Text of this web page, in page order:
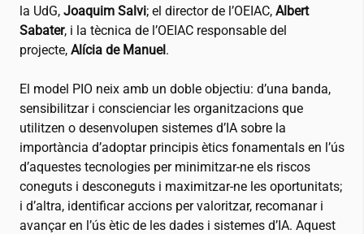
la UdG, Joaquim Salvi; el director de l’OEIAC, Albert
Sabater, i la tècnica de l’OEIAC responsable del
projecte, Alícia de Manuel.
El model PIO neix amb un doble objectiu: d’una banda,
sensibilitzar i conscienciar les organitzacions que
utilitzen o desenvolupen sistemes d’IA sobre la
importància d’adoptar principis ètics fonamentals en l’ús
d’aquestes tecnologies per minimitzar-ne els riscos
coneguts i desconeguts i maximitzar-ne les oportunitats;
i d’altra, identificar accions per valoritzar, recomanar i
avançar en l’ús ètic de les dades i sistemes d’IA. Aquest